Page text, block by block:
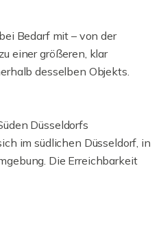
Bedarf mit – von der
einer größeren, klar
desselben Objekts.
Düsseldorfs
im südlichen Düsseldorf, in
Die Erreichbarkeit